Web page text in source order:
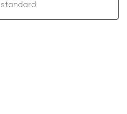
standard